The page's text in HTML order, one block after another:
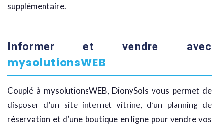
supplémentaire.
Informer et vendre avec
mysolutionsWEB
Couplé à mysolutionsWEB, DionySols vous permet de
disposer d’un site internet vitrine, d’un planning de
réservation et d’une boutique en ligne pour vendre vos